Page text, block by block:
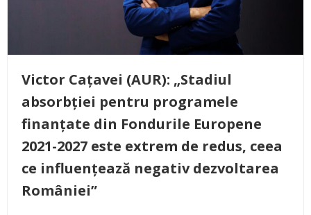
Victor Cațavei (AUR): „Stadiul
absorbției pentru programele
finanțate din Fondurile Europene
2021-2027 este extrem de redus, ceea
ce influențează negativ dezvoltarea
României”